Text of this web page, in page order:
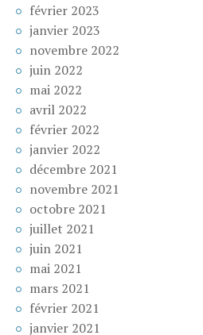
février 2023
janvier 2023
novembre 2022
juin 2022
mai 2022
avril 2022
février 2022
janvier 2022
décembre 2021
novembre 2021
octobre 2021
juillet 2021
juin 2021
mai 2021
mars 2021
février 2021
janvier 2021